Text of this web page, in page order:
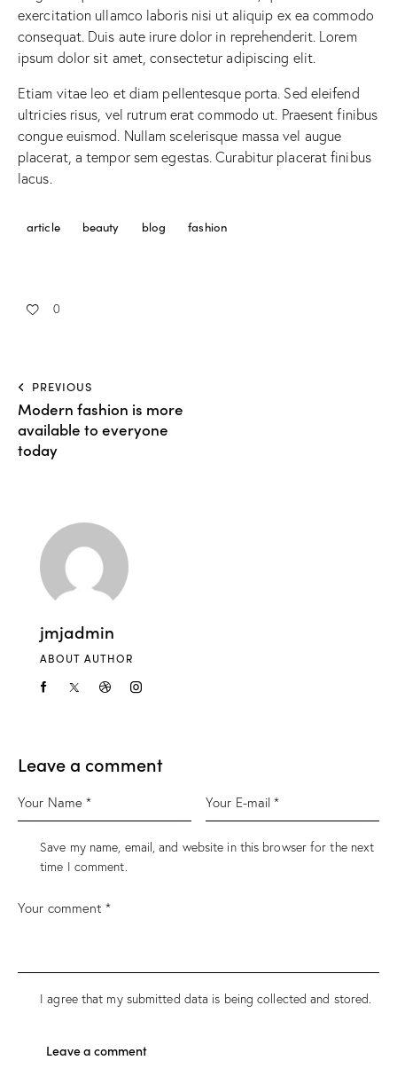
exercitation ullamco laboris nisi ut aliquip ex ea commodo
consequat. Duis aute irure dolor in reprehenderit. Lorem
ipsum dolor sit amet, consectetur adipiscing elit.
Etiam vitae leo et diam pellentesque porta. Sed eleifend
ultricies risus, vel rutrum erat commodo ut. Praesent finibus
congue euismod. Nullam scelerisque massa vel augue
placerat, a tempor sem egestas. Curabitur placerat finibus
lacus.
article beauty blog fashion
0
PREVIOUS
Modern fashion is more
available to everyone
today
jmjadmin
ABOUT AUTHOR
Leave a comment
Save my name, email, and website in this browser for the next
time I comment.
I agree that my submitted data is being collected and stored.